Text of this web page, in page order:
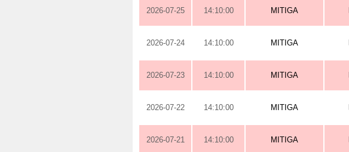
2026-07-25 14:10:00 MITIGA
2026-07-24 14:10:00 MITIGA
2026-07-23 14:10:00 MITIGA
2026-07-22 14:10:00 MITIGA
2026-07-21 14:10:00 MITIGA